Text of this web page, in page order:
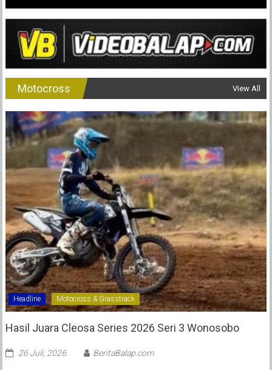
Motocross View All
Headline Motocross & Grasstrack
Hasil Juara Cleosa Series 2026 Seri 3 Wonosobo ‎
26 Juli, 2026 BeritaBalap.com